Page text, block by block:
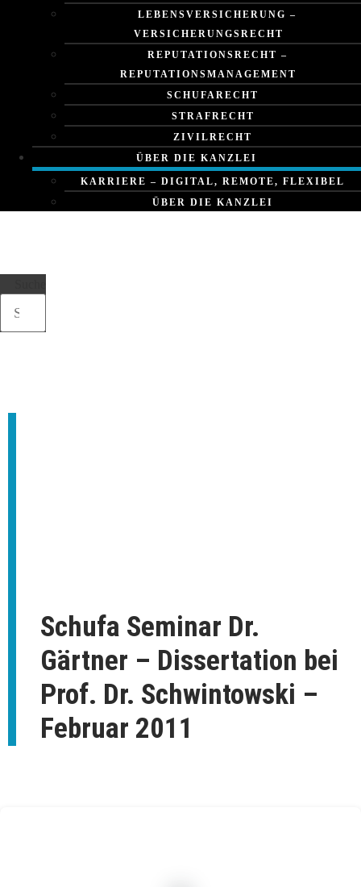
LEBENSVERSICHERUNG –
VERSICHERUNGSRECHT
REPUTATIONSRECHT –
REPUTATIONSMANAGEMENT
SCHUFARECHT
STRAFRECHT
ZIVILRECHT
ÜBER DIE KANZLEI
KARRIERE – DIGITAL, REMOTE, FLEXIBEL
ÜBER DIE KANZLEI
Schufa Seminar Dr.
Gärtner – Dissertation bei
Prof. Dr. Schwintowski –
Februar 2011